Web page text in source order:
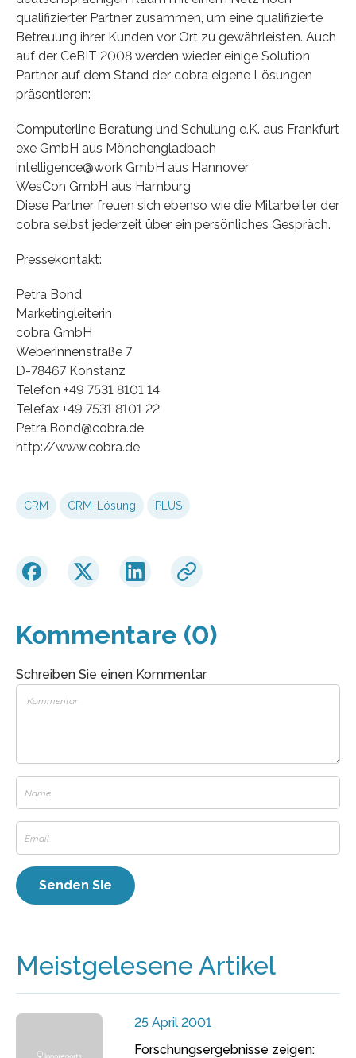
qualifizierter Partner zusammen, um eine qualifizierte
Betreuung ihrer Kunden vor Ort zu gewährleisten. Auch
auf der CeBIT 2008 werden wieder einige Solution
Partner auf dem Stand der cobra eigene Lösungen
präsentieren:
Computerline Beratung und Schulung e.K. aus Frankfurt
exe GmbH aus Mönchengladbach
intelligence@work GmbH aus Hannover
WesCon GmbH aus Hamburg
Diese Partner freuen sich ebenso wie die Mitarbeiter der
cobra selbst jederzeit über ein persönliches Gespräch.
Pressekontakt:
Petra Bond
Marketingleiterin
cobra GmbH
Weberinnenstraße 7
D-78467 Konstanz
Telefon +49 7531 8101 14
Telefax +49 7531 8101 22
Petra.Bond@cobra.de
http://www.cobra.de
CRM CRM-Lösung PLUS
Kommentare (0)
Schreiben Sie einen Kommentar
Meistgelesene Artikel
25 April 2001
Forschungsergebnisse zeigen: